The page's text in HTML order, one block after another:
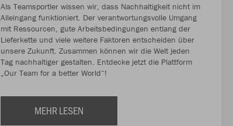
Als Teamsportler wissen wir, dass Nachhaltigkeit nicht im
Alleingang funktioniert. Der verantwortungsvolle Umgang
mit Ressourcen, gute Arbeitsbedingungen entlang der
Lieferkette und viele weitere Faktoren entscheiden über
unsere Zukunft. Zusammen können wir die Welt jeden
Tag nachhaltiger gestalten. Entdecke jetzt die Plattform
„Our Team for a better World“!
MEHR LESEN